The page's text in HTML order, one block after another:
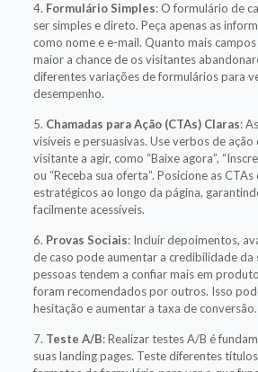
4. Formulário Simples: O formulário de
ser simples e direto. Peça apenas as
como nome e e-mail. Quanto mais
maior a chance de os visitantes
diferentes variações de formulários para
desempenho.
5. Chamadas para Ação (CTAs) Claras:
visíveis e persuasivas. Use verbos de
visitante a agir, como “Baixe agora”,
ou “Receba sua oferta”. Posicione as CTAs
estratégicos ao longo da página,
facilmente acessíveis.
6. Provas Sociais: Incluir depoimentos,
de caso pode aumentar a credibilidade da
pessoas tendem a confiar mais em
foram recomendados por outros. Isso
hesitação e aumentar a taxa de conversão.
7. Teste A/B: Realizar testes A/B é
suas landing pages. Teste diferentes